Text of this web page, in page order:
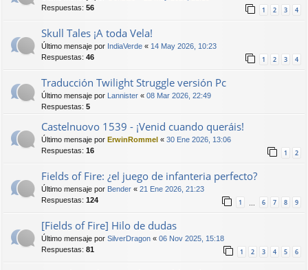
Respuestas: 56 1 2 3 4
Skull Tales ¡A toda Vela!
Último mensaje por IndiaVerde « 14 May 2026, 10:23
Respuestas: 46 1 2 3 4
Traducción Twilight Struggle versión Pc
Último mensaje por Lannister « 08 Mar 2026, 22:49
Respuestas: 5
Castelnuovo 1539 - ¡Venid cuando queráis!
Último mensaje por ErwinRommel « 30 Ene 2026, 13:06
Respuestas: 16 1 2
Fields of Fire: ¿el juego de infanteria perfecto?
Último mensaje por Bender « 21 Ene 2026, 21:23
Respuestas: 124 1 … 6 7 8 9
[Fields of Fire] Hilo de dudas
Último mensaje por SilverDragon « 06 Nov 2025, 15:18
Respuestas: 81 1 2 3 4 5 6